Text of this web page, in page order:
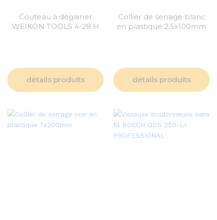
Couteau à dégainer
WEIKON TOOLS 4-28 H
détails produits
Collier de serrage blanc
en plastique 2,5x100mm
détails produits